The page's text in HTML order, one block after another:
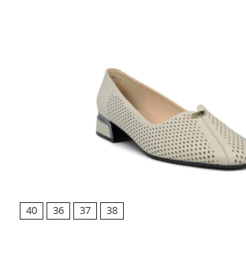
40 36 37 38